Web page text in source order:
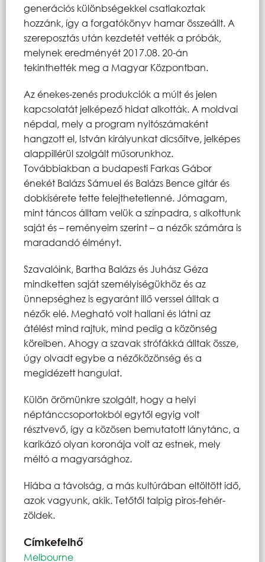
generációs különbségekkel csatlakoztak
hozzánk, így a forgatókönyv hamar összeállt. A
szereposztás után kezdetét vették a próbák,
melynek eredményét 2017.08. 20-án
tekinthették meg a Magyar Központban.
Az énekes-zenés produkciók a múlt és jelen
kapcsolatát jelképező hidat alkották. A moldvai
népdal, mely a program nyitószámaként
hangzott el, István királyunkat dicsőítve, jelképes
alappillérül szolgált műsorunkhoz.
Továbbiakban a budapesti Farkas Gábor
énekét Balázs Sámuel és Balázs Bence gitár és
dobkísérete tette felejthetetlenné. Jómagam,
mint táncos álltam velük a színpadra, s alkottunk
saját és – reményeim szerint – a nézők számára is
maradandó élményt.
Szavalóink, Bartha Balázs és Juhász Géza
mindketten saját személyiségükhöz és az
ünnepséghez is egyaránt illő verssel álltak a
nézők elé. Megható volt hallani és látni az
átélést mind rajtuk, mind pedig a közönség
köreiben. Ahogy a szavak strófákká álltak össze,
úgy olvadt egybe a nézőközönség és a
megidézett hangulat.
Külön örömünkre szolgált, hogy a helyi
néptánccsoportokból egytől egyig volt
résztvevő, így a közösen bemutatott lánytánc, a
karikázó olyan koronája volt az estnek, mely
méltó a magyarsághoz.
Hiába a távolság, a más kultúrában eltöltött idő,
azok vagyunk, akik. Tetőtől talpig piros-fehér-
zöldek.
Címkefelhő
Melbourne